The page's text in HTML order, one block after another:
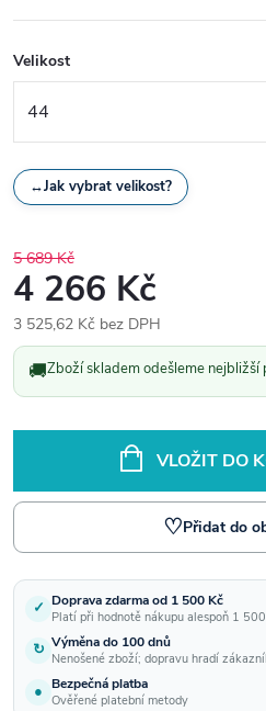
Velikost
↔Jak vybrat velikost?
5 689 Kč
4 266 Kč
3 525,62 Kč bez DPH
Měrná
cena:
🚚Zboží skladem odešleme nejbližší
VLOŽIT DO
♡Přidat do
✓ Doprava zdarma od 1 500 Kč
Platí při hodnotě nákupu alespoň 1
↻ Výměna do 100 dnů
Nenošené zboží; dopravu hradí
● Bezpečná platba
Ověřené platební metody